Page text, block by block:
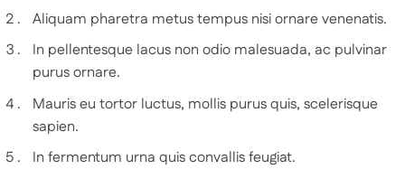
Aliquam pharetra metus tempus nisi ornare venenatis.
In pellentesque lacus non odio malesuada, ac pulvinar
purus ornare.
Mauris eu tortor luctus, mollis purus quis, scelerisque
sapien.
In fermentum urna quis convallis feugiat.